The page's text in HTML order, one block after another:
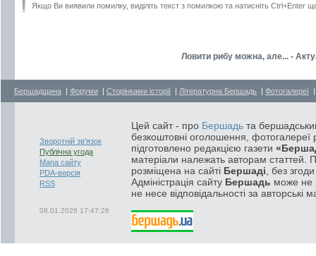
Якщо Ви виявили помилку, виділіть текст з помилкою та натисніть Ctrl+Enter
Ловити рибу можна, але... -
Бершадщина | Форуми | Сторінками історії | Літературна Бершадь | Фотогалереї
Зворотній зв'язок
Публічна угода
Мапа сайту
PDA-версія
RSS
08.01.2026 17:47:26
Цей сайт - про Бершадь та
безкоштовні оголошення, фотогалереї
підготовлено редакцією газети
матеріали належать авторам статтей.
розміщена на сайті Бершаді , без
Адміністрація сайту Бершадь може не
не несе відповідальності за авторські